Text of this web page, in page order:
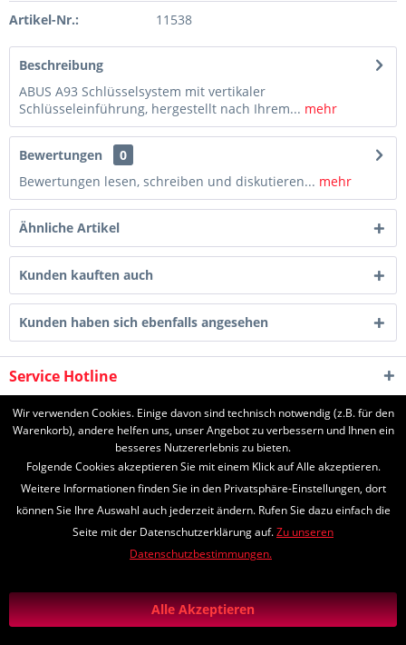
Artikel-Nr.: 11538
Beschreibung
ABUS A93 Schlüsselsystem mit vertikaler
Schlüsseleinführung, hergestellt nach Ihrem... mehr
Bewertungen
0
Bewertungen lesen, schreiben und diskutieren... mehr
Ähnliche Artikel
Kunden kauften auch
Kunden haben sich ebenfalls angesehen
Service Hotline
Shop Service
* Alle Preise inkl. gesetzl. Mehrwertsteuer zzgl.Versandkosten
Nachnahmegebühren, wenn nicht anders beschrieben
*Lieferzeiten
Zahlungs- und Versandinformationen
Diese Seite ist geschützt durch reCAPTCHA, die Google
Wir verwenden Cookies. Einige davon sind technisch notwendig (z.B. für den
Warenkorb), andere helfen uns, unser Angebot zu verbessern und Ihnen ein
besseres Nutzererlebnis zu bieten.
Folgende Cookies akzeptieren Sie mit einem Klick auf Alle akzeptieren.
Weitere Informationen finden Sie in den Privatsphäre-Einstellungen, dort
können Sie Ihre Auswahl auch jederzeit ändern. Rufen Sie dazu einfach die
Seite mit der Datenschutzerklärung auf.Zu unseren
Datenschutzbestimmungen.
Alle Akzeptieren